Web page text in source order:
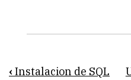
Book
‹ Instalacion de SQL